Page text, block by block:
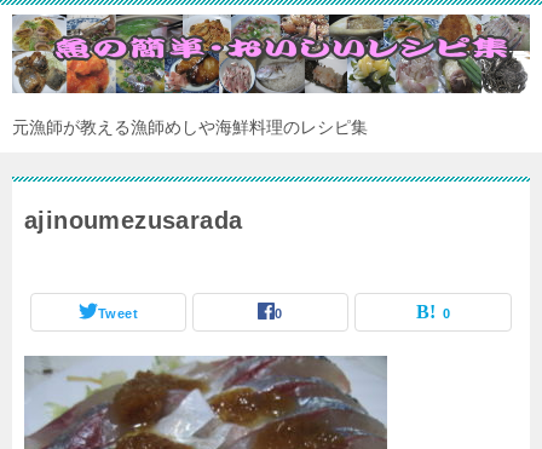
元漁師が教える漁師めしや海鮮料理のレシピ集
ajinoumezusarada
Tweet 0 0